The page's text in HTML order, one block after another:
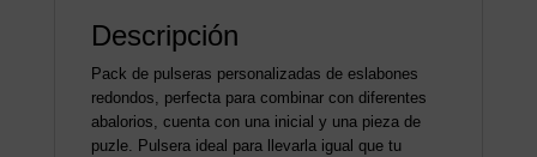
Descripción
Pack de pulseras personalizadas de eslabones
redondos, perfecta para combinar con diferentes
abalorios, cuenta con una inicial y una pieza de
puzle. Pulsera ideal para llevarla igual que tu